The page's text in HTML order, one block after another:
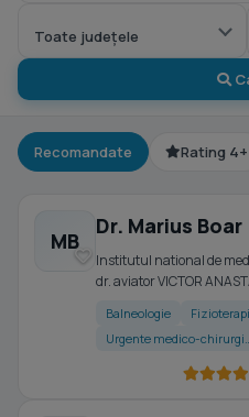
Recomandate Rating 4+
MB
Dr. Marius Boar
Institutul national de
dr. aviator VICTOR
Balneologie
Urgente medico-